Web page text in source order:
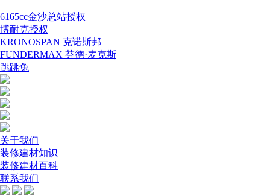
6165cc金沙总站授权
博耐克授权
KRONOSPAN 克诺斯邦
FUNDERMAX 芬德·麦克斯
跳跳兔
关于我们
装修建材知识
装修建材百科
联系我们